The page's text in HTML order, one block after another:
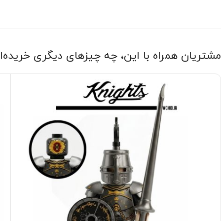
مشتریان همراه با این، چه چیزهای دیگری